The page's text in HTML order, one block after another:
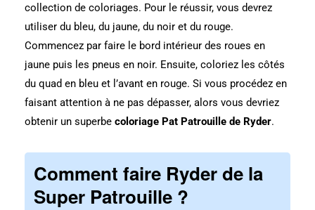
collection de coloriages. Pour le réussir, vous devrez
utiliser du bleu, du jaune, du noir et du rouge.
Commencez par faire le bord intérieur des roues en
jaune puis les pneus en noir. Ensuite, coloriez les côtés
du quad en bleu et l’avant en rouge. Si vous procédez en
faisant attention à ne pas dépasser, alors vous devriez
obtenir un superbe coloriage Pat Patrouille de Ryder.
Comment faire Ryder de la
Super Patrouille ?